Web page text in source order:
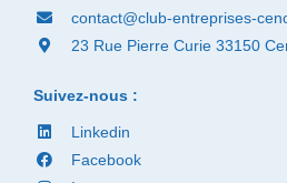
contact@club-entreprises-
23 Rue Pierre Curie 33150
Suivez-nous :
Linkedin
Facebook